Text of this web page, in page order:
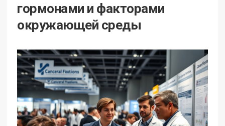
гормонами и факторами
окружающей среды